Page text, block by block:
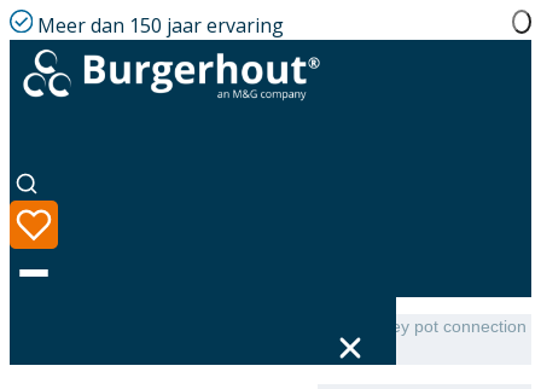
Meer dan 150 jaar ervaring
Skyline Top PP 80 for Chimney pot connection